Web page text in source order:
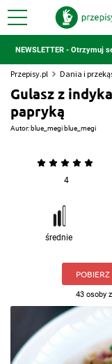
NEWSLETTER - Otrzymuj
Przepisy.pl Dania i
Gulasz z
papryką
Autor: blue_megi blue_megi
4
średnie
POBIERZ
43 osoby